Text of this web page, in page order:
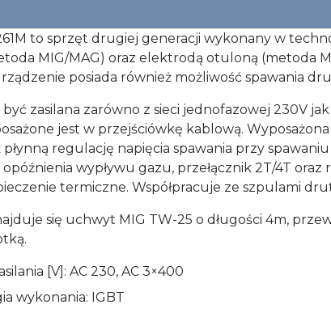
to sprzęt drugiej generacji wykonany w
MIG/MAG) oraz elektrodą otuloną (metoda
posiada również możliwość spawania
zasilana zarówno z sieci jednofazowej 230V
jest w przejściówkę kablową.
płynną regulację napięcia spawania przy
wypływu gazu, przełącznik 2T/4T
termiczne. Współpracuje ze szpulami
się uchwyt MIG TW-25 o długości 4m,
[V]: AC 230, AC 3×400
wykonania: IGBT